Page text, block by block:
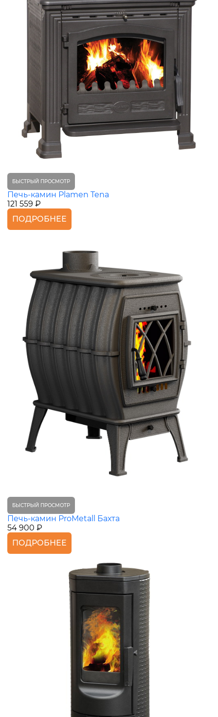
БЫСТРЫЙ ПРОСМОТР
Печь-камин Plamen Tena
121 559 ₽
ПОДРОБНЕЕ
БЫСТРЫЙ ПРОСМОТР
Печь-камин ProMetall Бахта
54 900 ₽
ПОДРОБНЕЕ